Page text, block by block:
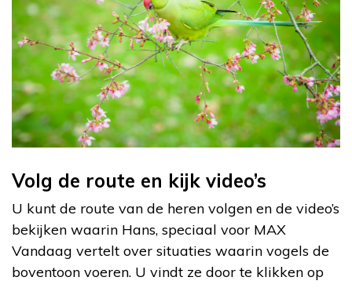
Volg de route en kijk video’s
U kunt de route van de heren volgen en de video’s
bekijken waarin Hans, speciaal voor MAX
Vandaag vertelt over situaties waarin vogels de
boventoon voeren. U vindt ze door te klikken op